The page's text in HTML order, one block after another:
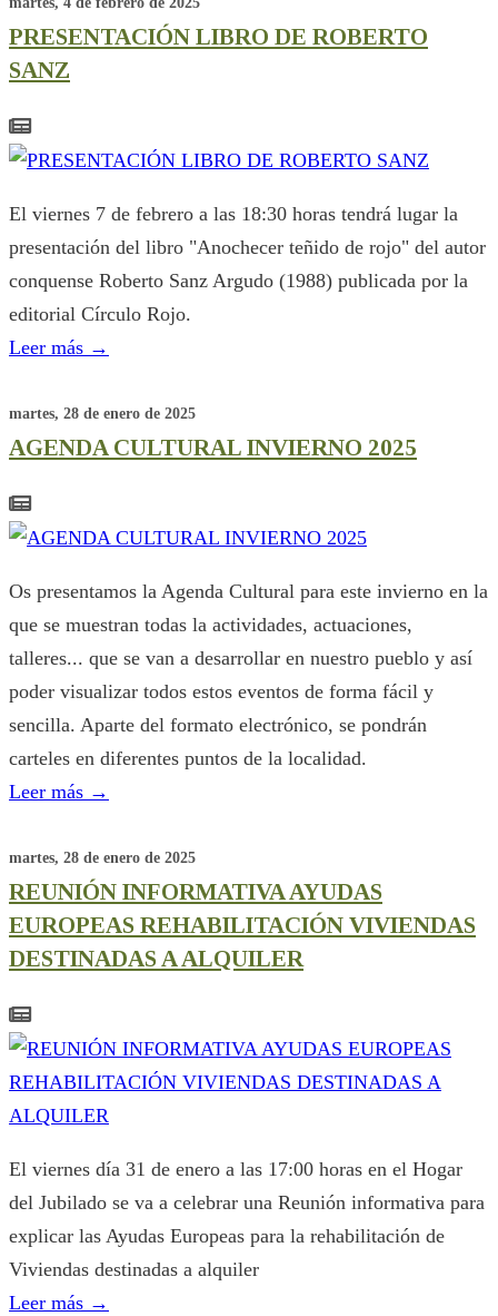
PRESENTACIÓN LIBRO DE ROBERTO
SANZ
El viernes 7 de febrero a las 18:30 horas tendrá lugar la
presentación del libro "Anochecer teñido de rojo" del autor
conquense Roberto Sanz Argudo (1988) publicada por la
editorial Círculo Rojo.
Leer más →
martes, 28 de enero de 2025
AGENDA CULTURAL INVIERNO 2025
Os presentamos la Agenda Cultural para este invierno en la
que se muestran todas la actividades, actuaciones,
talleres... que se van a desarrollar en nuestro pueblo y así
poder visualizar todos estos eventos de forma fácil y
sencilla. Aparte del formato electrónico, se pondrán
carteles en diferentes puntos de la localidad.
Leer más →
martes, 28 de enero de 2025
REUNIÓN INFORMATIVA AYUDAS
EUROPEAS REHABILITACIÓN VIVIENDAS
DESTINADAS A ALQUILER
El viernes día 31 de enero a las 17:00 horas en el Hogar
del Jubilado se va a celebrar una Reunión informativa para
explicar las Ayudas Europeas para la rehabilitación de
Viviendas destinadas a alquiler
Leer más →